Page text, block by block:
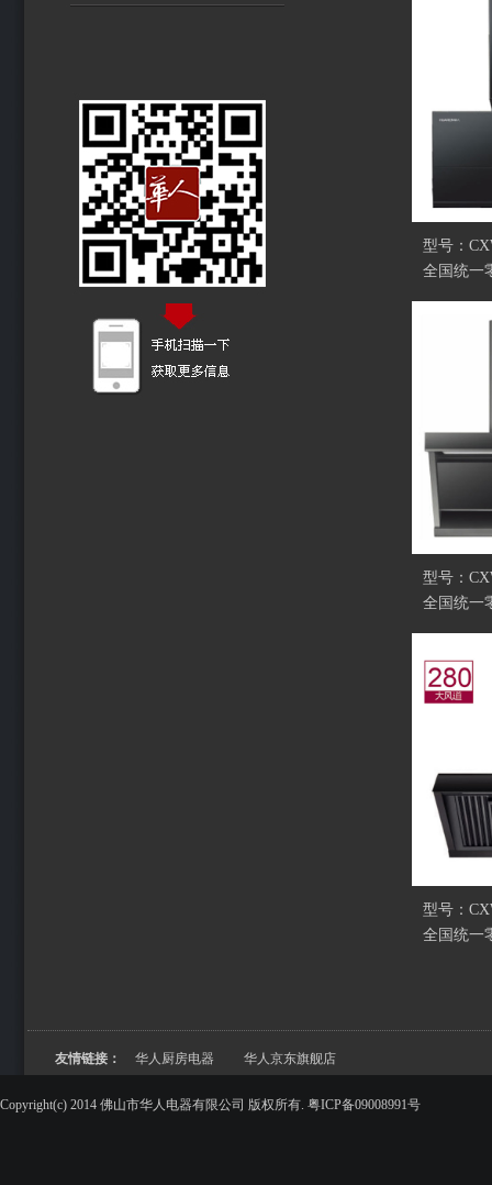
型号：
全国统一
型号：
全国统一
型号：
全国统一
友情链接： 华人厨房电器 华人京东旗舰店
Copyright(c) 2014 佛山市华人电器有限公司 版权所有. 粤ICP备09008991号